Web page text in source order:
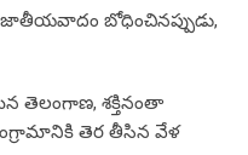
బోధించినప్పుడు,
తెలంగాణ, శక్తినంతా
తెర తీసిన వేళ